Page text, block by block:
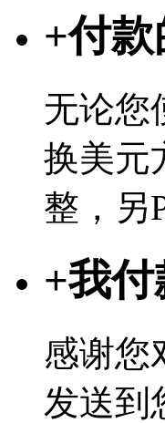
+付款
无论您
换美元
整，另
+我付
感谢您
发送到